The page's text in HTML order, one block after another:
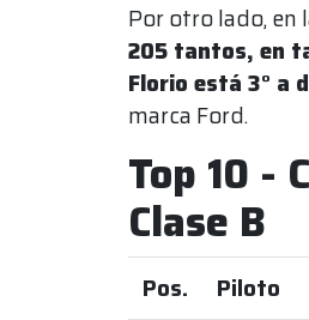
Por otro lado, en
205 tantos, en
Florio está 3° a
marca Ford.
Top 10 -
Clase B
Pos. Piloto